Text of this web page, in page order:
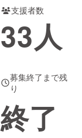
支援者数
33人
募集終了まで残
り
終了